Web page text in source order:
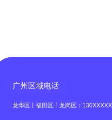
广州区域电话
龙华区丨福田区丨龙岗区：